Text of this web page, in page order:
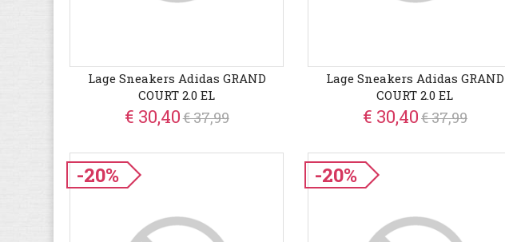
Lage Sneakers Adidas GRAND
COURT 2.0 EL
€ 30,40€ 37,99
Lage Sneakers Adidas GRAND
COURT 2.0 EL
€ 30,40€ 37,99
-20% -20%